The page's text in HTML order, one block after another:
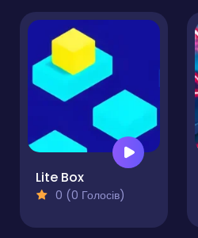
Lite Box
0 (0 Голосів)